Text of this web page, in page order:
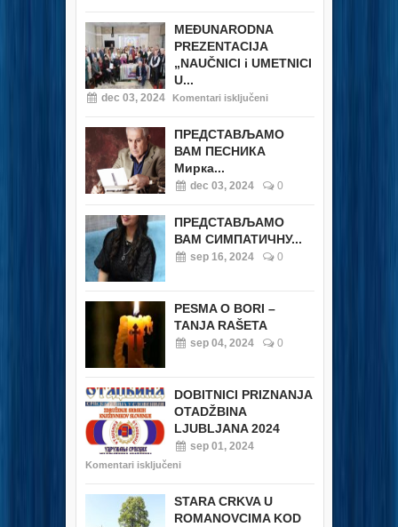
MEĐUNARODNA
PREZENTACIJA
„NAUČNICI i UMETNICI
U...
dec 03, 2024 Komentari isključeni
ПРЕДСТАВЉАМО
ВАМ ПЕСНИКА
Мирка...
dec 03, 2024 0
ПРЕДСТАВЉАМО
ВАМ СИМПАТИЧНУ...
sep 16, 2024 0
PESMA O BORI –
TANJA RAŠETA
sep 04, 2024 0
DOBITNICI PRIZNANJA
OTADŽBINA
LJUBLJANA 2024
sep 01, 2024
Komentari isključeni
STARA CRKVA U
ROMANOVCIMA KOD